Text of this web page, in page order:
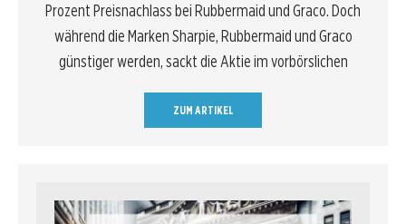
Prozent Preisnachlass bei Rubbermaid und Graco. Doch
während die Marken Sharpie, Rubbermaid und Graco
günstiger werden, sackt die Aktie im vorbörslichen
ZUM ARTIKEL